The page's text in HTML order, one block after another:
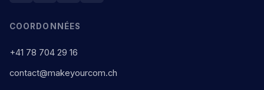
COORDONNÉES
+41 78 704 29 16
contact@makeyourcom.ch